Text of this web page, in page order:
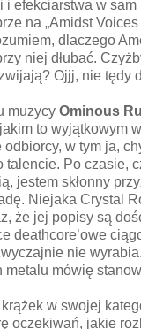
efekciarstwa w sam
na „Amidst
dlaczego
niej dłubać.
Ojjj, nie tędy
muzycy Ominous
to wyjątkowym
w tym ja,
talencie. Po czasie,
jestem skłonny
Niejaka Crystal
że jej popisy są
deathcore’owe
nie
metalu mówię
krążek w swojej
oczekiwań, jakie